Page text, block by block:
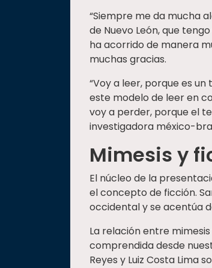
“Siempre me da mucha
de Nuevo León, que
ha acorrido de manera
muchas gracias.
“Voy a leer, porque es
este modelo de leer en
voy a perder, porque el
investigadora méxico-
Mimesis y
El núcleo de la
el concepto de ficción.
occidental y se acentúa
La relación entre
comprendida desde
Reyes y Luiz Costa Lima